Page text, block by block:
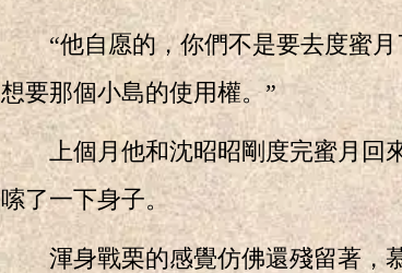
“他自愿的，你們不是要去度蜜月
想要那個小島的使用權。”
上個月他和沈昭昭剛度完蜜月回來
嗦了一下身子。
渾身戰栗的感覺仿佛還殘留著，慕